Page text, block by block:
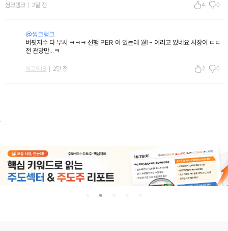
씽크탱크 2달 전 4 0
@씽크탱크
버핏지수 다 무시 ㅋㅋㅋ 선행 PER 이 있는데 뭘!~ 이러고 있네요 시장이 ㄷㄷ
전 관망만...ㅋ
최고의IB 2달 전 2 0
.